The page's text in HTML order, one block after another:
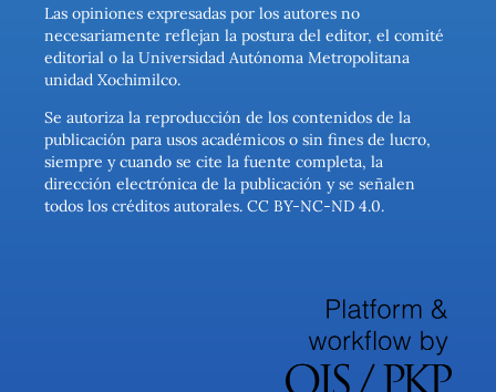
Las opiniones expresadas por los autores no
necesariamente reflejan la postura del editor, el comité
editorial o la Universidad Autónoma Metropolitana
unidad Xochimilco.
Se autoriza la reproducción de los contenidos de la
publicación para usos académicos o sin fines de lucro,
siempre y cuando se cite la fuente completa, la
dirección electrónica de la publicación y se señalen
todos los créditos autorales. CC BY-NC-ND 4.0.